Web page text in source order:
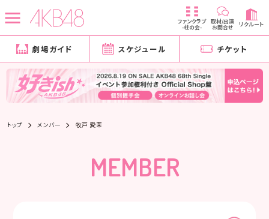
ファンクラブ
-柱の会-
取材/出演
お問合せ リクルート
劇場ガイド スケジュール チケット
トップ メンバー 牧戸 愛茉
MEMBER